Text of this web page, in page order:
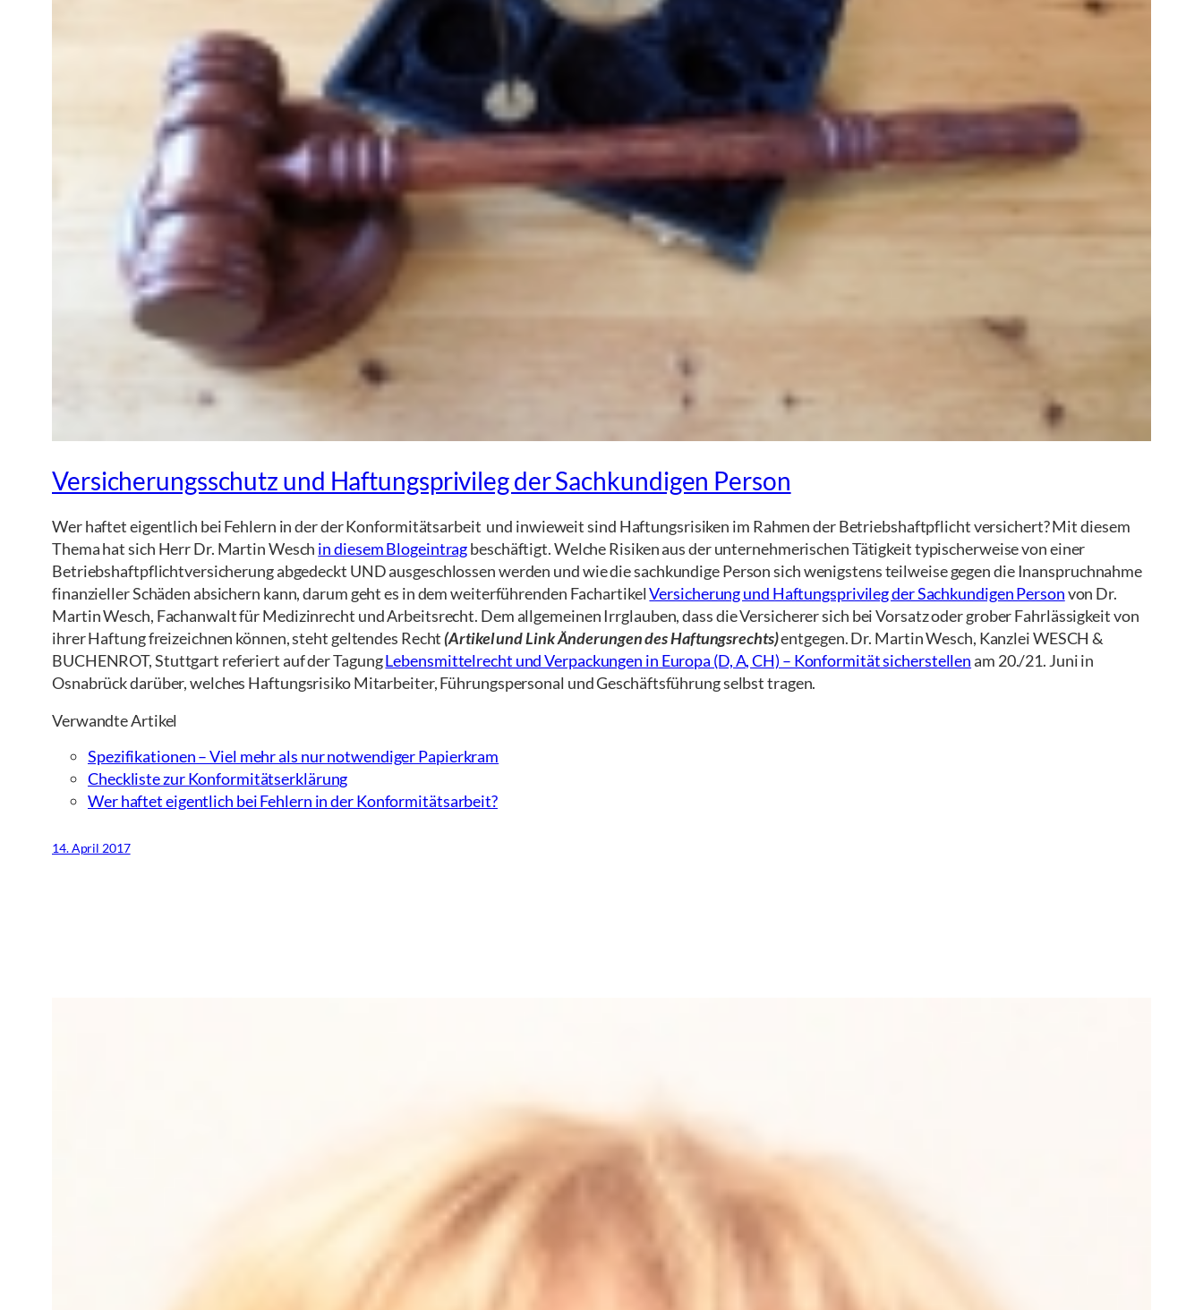
Versicherungsschutz und Haftungsprivileg der Sachkundigen Person
Wer haftet eigentlich bei Fehlern in der der Konformitätsarbeit und inwieweit sind Haftungsrisiken im Rahmen der Betriebshaftpflicht versichert? Mit diesem
Thema hat sich Herr Dr. Martin Wesch in diesem Blogeintragbeschäftigt. Welche Risiken aus der unternehmerischen Tätigkeit typischerweise von einer
Betriebshaftpflichtversicherung abgedeckt UND ausgeschlossen werden und wie die sachkundige Person sich wenigstens teilweise gegen die Inanspruchnahme
finanzieller Schäden absichern kann, darum geht es in dem weiterführenden FachartikelVersicherung und Haftungsprivileg der Sachkundigen Personvon Dr.
Martin Wesch, Fachanwalt für Medizinrecht und Arbeitsrecht. Dem allgemeinen Irrglauben, dass die Versicherer sich bei Vorsatz oder grober Fahrlässigkeit von
ihrer Haftung freizeichnen können, steht geltendes Recht(Artikel und Link Änderungen des Haftungsrechts)entgegen. Dr. Martin Wesch, Kanzlei WESCH &
BUCHENROT, Stuttgart referiert auf der TagungLebensmittelrecht und Verpackungen in Europa (D, A, CH) – Konformität sicherstellenam 20./21. Juni in
Osnabrück darüber, welches Haftungsrisiko Mitarbeiter, Führungspersonal und Geschäftsführung selbst tragen.
Verwandte Artikel
Spezifikationen – Viel mehr als nur notwendiger Papierkram
Checkliste zur Konformitätserklärung
Wer haftet eigentlich bei Fehlern in der Konformitätsarbeit?
14. April 2017